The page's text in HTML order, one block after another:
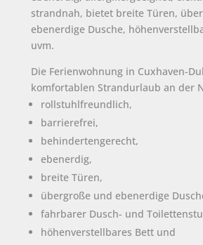
strandnah, bietet breite Türen,
ebenerdige Dusche,
uvm.
Die Ferienwohnung in Cuxhaven-
komfortablen Strandurlaub an der
rollstuhlfreundlich,
barrierefrei,
behindertengerecht,
ebenerdig,
breite Türen,
übergroße und ebenerdige
fahrbarer Dusch- und
höhenverstellbares Bett und